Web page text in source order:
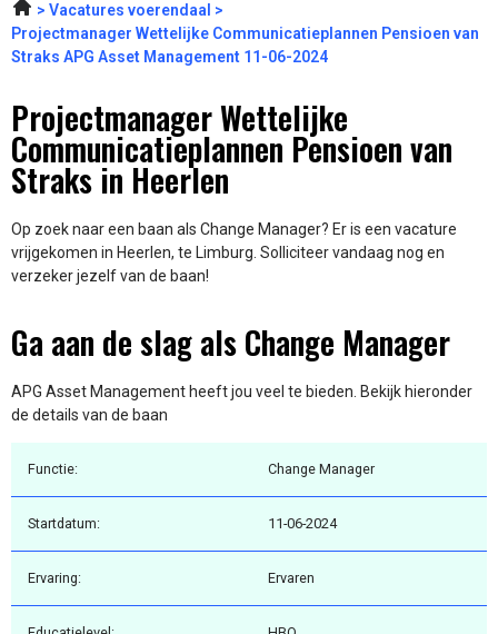
Vacatures voerendaal
Projectmanager Wettelijke Communicatieplannen Pensioen van
Straks APG Asset Management 11-06-2024
Projectmanager Wettelijke
Communicatieplannen Pensioen van
Straks in Heerlen
Op zoek naar een baan als Change Manager? Er is een vacature
vrijgekomen in Heerlen, te Limburg. Solliciteer vandaag nog en
verzeker jezelf van de baan!
Ga aan de slag als Change Manager
APG Asset Management heeft jou veel te bieden. Bekijk hieronder
de details van de baan
Functie: Change Manager
Startdatum: 11-06-2024
Ervaring: Ervaren